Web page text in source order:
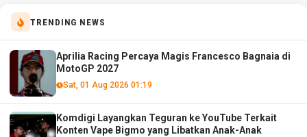
TRENDING NEWS
Aprilia Racing Percaya Magis Francesco Bagnaia di
MotoGP 2027
Sat, 01 Aug 2026 01:19
Komdigi Layangkan Teguran ke YouTube Terkait
Konten Vape Bigmo yang Libatkan Anak-Anak